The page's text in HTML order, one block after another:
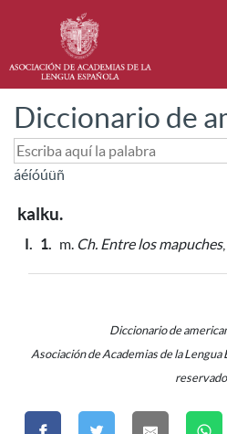
Diccionario de
áéíóúüñ
kalku.
I. 1. m. Ch. Entre los mapuches
Diccionario de
Asociación de Academias de la